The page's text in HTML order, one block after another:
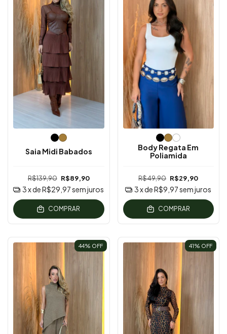
Saia Midi Babados
R$139,90 R$89,90
3x deR$29,97sem juros
COMPRAR
Body Regata Em
Poliamida
R$49,90 R$29,90
3x deR$9,97sem juros
COMPRAR
44% OFF 41% OFF